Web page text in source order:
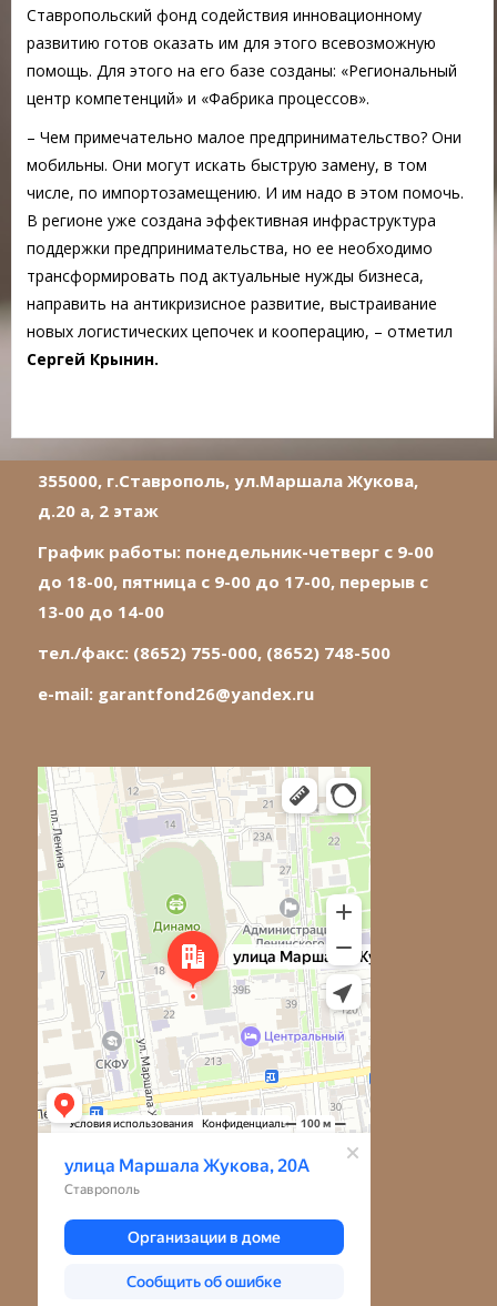
Ставропольский фонд содействия инновационному
развитию готов оказать им для этого всевозможную
помощь. Для этого на его базе созданы: «Региональный
центр компетенций» и «Фабрика процессов».
– Чем примечательно малое предпринимательство? Они
мобильны. Они могут искать быструю замену, в том
числе, по импортозамещению. И им надо в этом помочь.
В регионе уже создана эффективная инфраструктура
поддержки предпринимательства, но ее необходимо
трансформировать под актуальные нужды бизнеса,
направить на антикризисное развитие, выстраивание
новых логистических цепочек и кооперацию, – отметил
Сергей Крынин.
355000, г.Ставрополь, ул.Маршала Жукова,
д.20 а, 2 этаж
График работы: понедельник-четверг с 9-00
до 18-00, пятница с 9-00 до 17-00, перерыв с
13-00 до 14-00
тел./факс: (8652) 755-000, (8652) 748-500
e-mail: garantfond26@yandex.ru